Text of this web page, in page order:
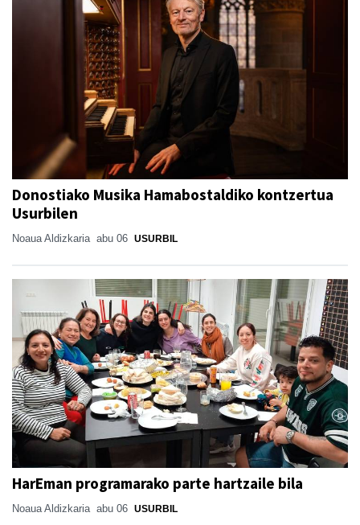
Donostiako Musika Hamabostaldiko kontzertua
Usurbilen
Noaua Aldizkaria abu 06 USURBIL
HarEman programarako parte hartzaile bila
Noaua Aldizkaria abu 06 USURBIL